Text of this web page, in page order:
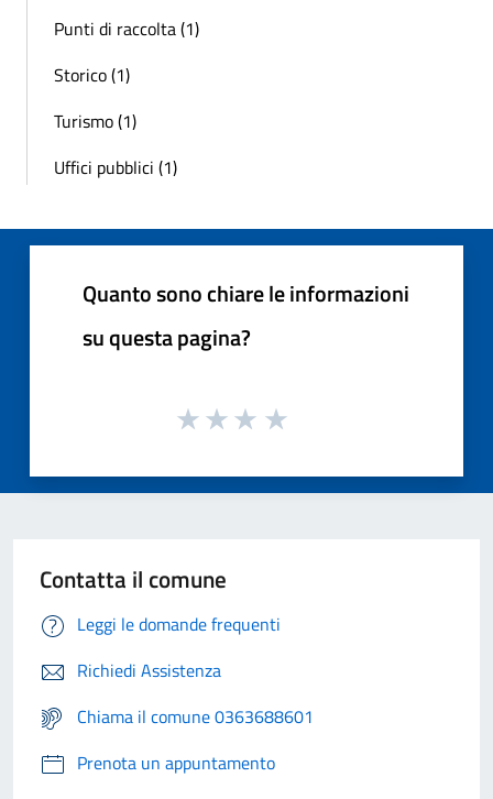
Punti di raccolta (1)
Storico (1)
Turismo (1)
Uffici pubblici (1)
Quanto sono chiare le informazioni
su questa pagina?
Contatta il comune
Leggi le domande frequenti
Richiedi Assistenza
Chiama il comune 0363688601
Prenota un appuntamento